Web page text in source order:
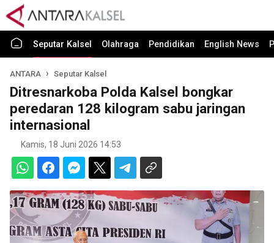
Seputar Kalsel Olahraga Pendidikan English News
ANTARA Seputar Kalsel
Ditresnarkoba Polda Kalsel bongkar
peredaran 128 kilogram sabu jaringan
internasional
Kamis, 18 Juni 2026 14:53